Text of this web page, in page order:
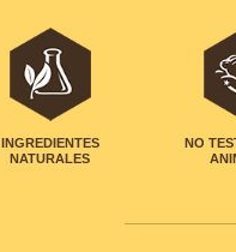
INGREDIENTES
NATURALES
NO